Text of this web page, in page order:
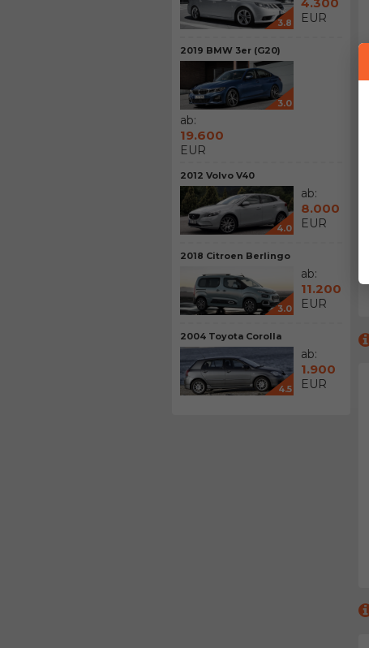
3.8 EUR
2019 BMW 3er (G20)
3.0
ab:
19.600
EUR
2012 Volvo V40
4.0
ab:
8.000
EUR
2018 Citroen Berlingo
3.0
ab:
11.200
EUR
2004 Toyota Corolla
4.5
ab:
1.900
EUR